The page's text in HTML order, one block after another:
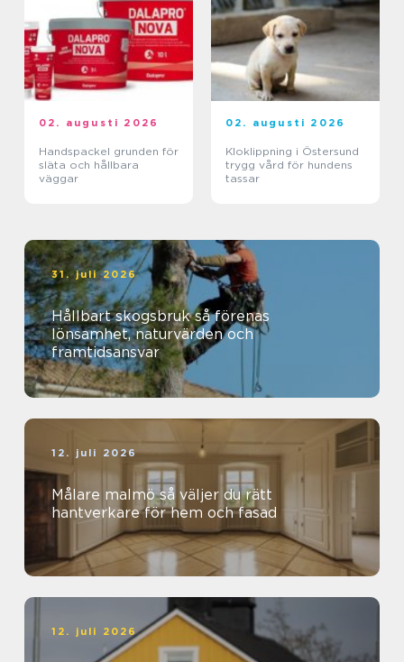
02. augusti 2026
Handspackel grunden för
släta och hållbara
väggar
02. augusti 2026
Kloklippning i Östersund
trygg vård för hundens
tassar
31. juli 2026
Hållbart skogsbruk så förenas
lönsamhet, naturvärden och
framtidsansvar
12. juli 2026
Målare malmö så väljer du rätt
hantverkare för hem och fasad
12. juli 2026